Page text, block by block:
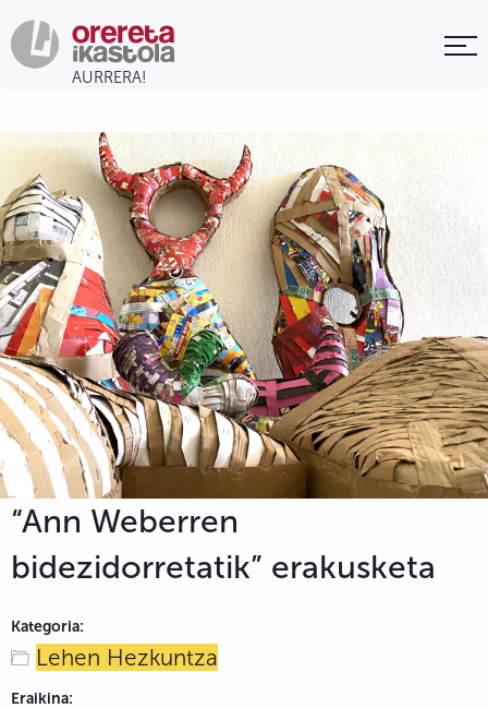
“Ann Weberren
bidezidorretatik” erakusketa
Kategoria:
Lehen Hezkuntza
Eraikina: